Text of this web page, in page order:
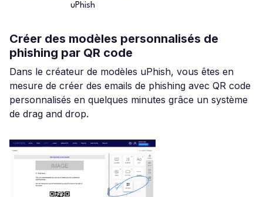
uPhish
Créer des modèles personnalisés de
phishing par QR code
Dans le créateur de modèles uPhish, vous êtes en
mesure de créer des emails de phishing avec QR code
personnalisés en quelques minutes grâce un système
de drag and drop.